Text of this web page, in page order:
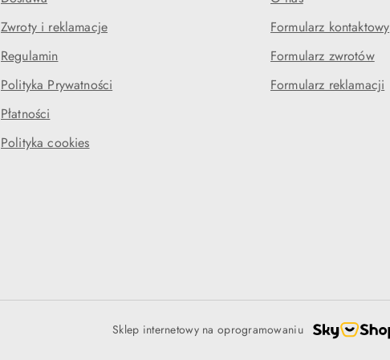
Zwroty i reklamacje
Regulamin
Polityka Prywatności
Płatności
Polityka cookies
Formularz kontaktowy
Formularz zwrotów
Formularz reklamacji
Sklep internetowy na oprogramowaniu